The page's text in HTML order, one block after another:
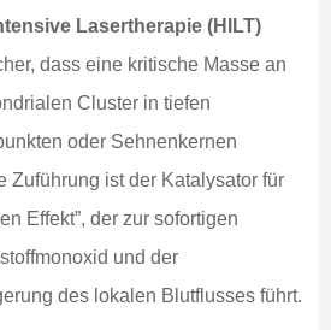
Lasertherapie (HILT)
dass eine kritische Masse an
Cluster in tiefen
oder Sehnenkernen
Zuführung ist der Katalysator für
Effekt”, der zur sofortigen
und der
des lokalen Blutflusses führt.